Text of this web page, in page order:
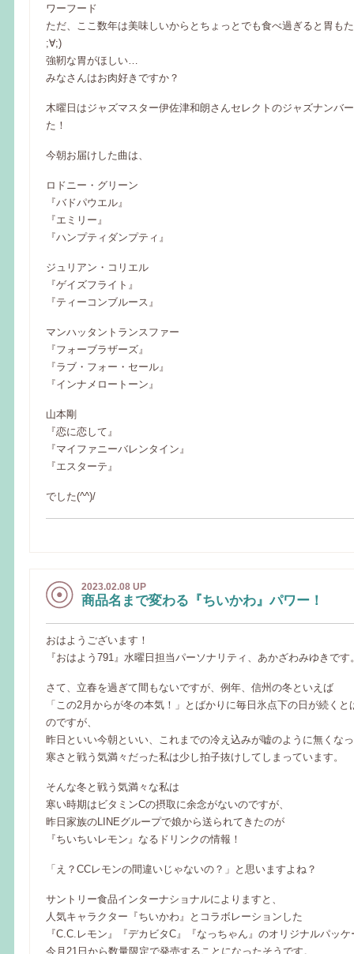
ワーフード
ただ、ここ数年は美味しいからとちょっとでも食べ過ぎると胃も
;∀;)
強靭な胃がほしい…
みなさんはお肉好きですか？
木曜日はジャズマスター伊佐津和朗さんセレクトのジャズナンバ
た！
今朝お届けした曲は、
ロドニー・グリーン
『バドパウエル』
『エミリー』
『ハンプティダンプティ』
ジュリアン・コリエル
『ゲイズフライト』
『ティーコンブルース』
マンハッタントランスファー
『フォーブラザーズ』
『ラブ・フォー・セール』
『インナメロートーン』
山本剛
『恋に恋して』
『マイファニーバレンタイン』
『エスターテ』
でした(^^)/
2023.02.08 UP
商品名まで変わる『ちいかわ』パワー！
おはようございます！
『おはよう791』水曜日担当パーソナリティ、あかざわみゆきです
さて、立春を過ぎて間もないですが、例年、信州の冬といえば
「この2月からが冬の本気！」とばかりに毎日氷点下の日が続く
のですが、
昨日といい今朝といい、これまでの冷え込みが嘘のように無くな
寒さと戦う気満々だった私は少し拍子抜けしてしまっています。
そんな冬と戦う気満々な私は
寒い時期はビタミンCの摂取に余念がないのですが、
昨日家族のLINEグループで娘から送られてきたのが
『ちいちいレモン』なるドリンクの情報！
「え？CCレモンの間違いじゃないの？」と思いますよね？
サントリー食品インターナショナルによりますと、
人気キャラクター『ちいかわ』とコラボレーションした
『C.C.レモン』『デカビタC』『なっちゃん』のオリジナルパッ
今月21日から数量限定で発売することになったそうです。